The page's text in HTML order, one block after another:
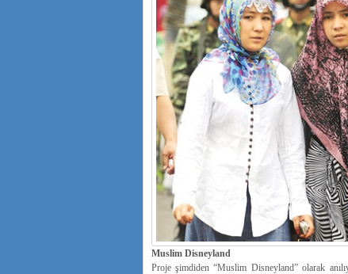
Muslim Disneyland
Proje şimdiden “Mus­lim Disneyland” olarak